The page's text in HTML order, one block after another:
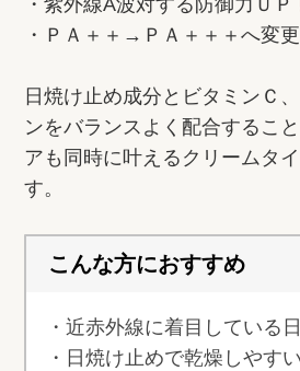
・紫外線A波対する防御力ＵＰ
・ＰＡ＋＋→ＰＡ＋＋＋へ変更
日焼け止め成分とビタミンＣ
ンをバランスよく配合するこ
アも同時に叶えるクリームタ
す。
こんな方におすすめ
・近赤外線に着目している
・日焼け止めで乾燥しやす